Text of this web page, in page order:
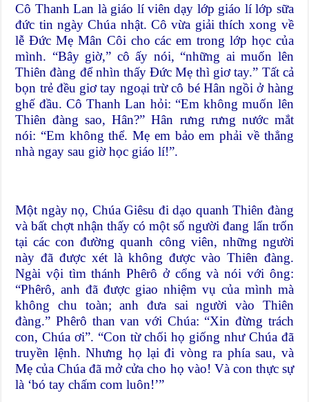
Cô Thanh Lan là giáo lí viên dạy lớp giáo lí lớp sữa
đức tin ngày Chúa nhật. Cô vừa giải thích xong về
lễ Đức Mẹ Mân Côi cho các em trong lớp học của
mình. “Bây giờ,” cô ấy nói, “những ai muốn lên
Thiên đàng để nhìn thấy Đức Mẹ thì giơ tay.” Tất cả
bọn trẻ đều giơ tay ngoại trừ cô bé Hân ngồi ở hàng
ghế đầu. Cô Thanh Lan hỏi: “Em không muốn lên
Thiên đàng sao, Hân?” Hân rưng rưng nước mắt
nói: “Em không thể. Mẹ em bảo em phải về thẳng
nhà ngay sau giờ học giáo lí!”.
Một ngày nọ, Chúa Giêsu đi dạo quanh Thiên đàng
và bất chợt nhận thấy có một số người đang lẩn trốn
tại các con đường quanh công viên, những người
này đã được xét là không được vào Thiên đàng.
Ngài vội tìm thánh Phêrô ở cổng và nói với ông:
“Phêrô, anh đã được giao nhiệm vụ của mình mà
không chu toàn; anh đưa sai người vào Thiên
đàng.” Phêrô than van với Chúa: “Xin đừng trách
con, Chúa ơi”. “Con từ chối họ giống như Chúa đã
truyền lệnh. Nhưng họ lại đi vòng ra phía sau, và
Mẹ của Chúa đã mở cửa cho họ vào! Và con thực sự
là ‘bó tay chấm com luôn!’”